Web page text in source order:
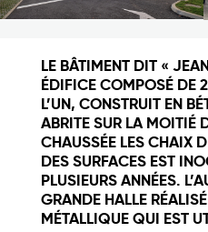
LE BÂTIMENT DIT «
ÉDIFICE COMPOSÉ DE
L’UN, CONSTRUIT EN
ABRITE SUR LA MOITIÉ
CHAUSSÉE LES CHAIX
DES SURFACES EST
PLUSIEURS ANNÉES.
GRANDE HALLE
MÉTALLIQUE QUI EST